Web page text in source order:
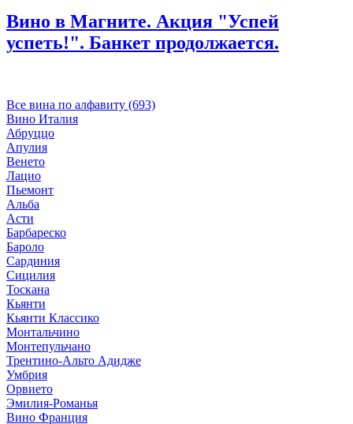
Вино в Магните. Акция "Успей
успеть!". Банкет продолжается.
Все вина по алфавиту (693)
Вино Италия
Абруццо
Апулия
Венето
Лацио
Пьемонт
Альба
Асти
Барбареско
Бароло
Сардиния
Сицилия
Тоскана
Кьянти
Кьянти Классико
Монтальчино
Монтепульчано
Трентино-Альто Адидже
Умбрия
Орвието
Эмилия-Романья
Вино Франция